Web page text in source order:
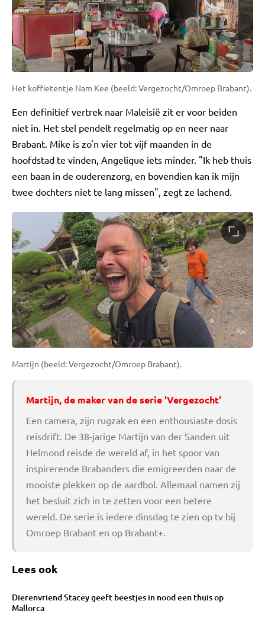
Het koffietentje Nam Kee (beeld: Vergezocht/Omroep Brabant).
Een definitief vertrek naar Maleisië zit er voor beiden
niet in. Het stel pendelt regelmatig op en neer naar
Brabant. Mike is zo'n vier tot vijf maanden in de
hoofdstad te vinden, Angelique iets minder. "Ik heb thuis
een baan in de ouderenzorg, en bovendien kan ik mijn
twee dochters niet te lang missen", zegt ze lachend.
Martijn (beeld: Vergezocht/Omroep Brabant).
Martijn, de maker van de serie 'Vergezocht'
Een camera, zijn rugzak en een enthousiaste dosis
reisdrift. De 38-jarige Martijn van der Sanden uit
Helmond reisde de wereld af, in het spoor van
inspirerende Brabanders die emigreerden naar de
mooiste plekken op de aardbol. Allemaal namen zij
het besluit zich in te zetten voor een betere
wereld. De serie is iedere dinsdag te zien op tv bij
Omroep Brabant en op Brabant+.
Lees ook
Dierenvriend Stacey geeft beestjes in nood een thuis op
Mallorca